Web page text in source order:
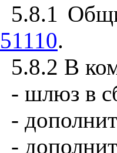
5.8.1
51110.
5.8.2 В
- шлюз в
-
-